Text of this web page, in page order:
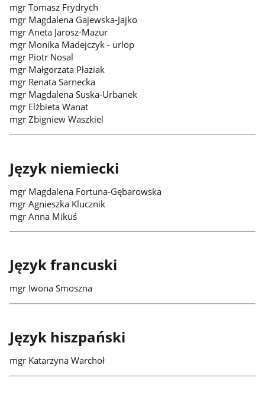
mgr Tomasz Frydrych
mgr Magdalena Gajewska-Jajko
mgr Aneta Jarosz-Mazur
mgr Monika Madejczyk - urlop
mgr Piotr Nosal
mgr Małgorzata Płaziak
mgr Renata Sarnecka
mgr Magdalena Suska-Urbanek
mgr Elżbieta Wanat
mgr Zbigniew Waszkiel
Język niemiecki
mgr Magdalena Fortuna-Gębarowska
mgr Agnieszka Klucznik
mgr Anna Mikuś
Język francuski
mgr Iwona Smoszna
Język hiszpański
mgr Katarzyna Warchoł